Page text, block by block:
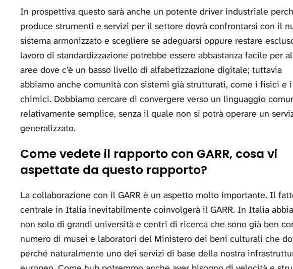
In prospettiva questo sarà anche un potente driver industriale
produce strumenti e servizi per il settore dovrà confrontarsi con il
sistema armonizzato e scegliere se adeguarsi oppure restare
lavoro di standardizzazione potrebbe essere abbastanza facile per
aree dove c’è un basso livello di alfabetizzazione digitale; tuttavia
abbiamo anche comunità con sistemi già strutturati, come i fisici e i
chimici. Dobbiamo cercare di convergere verso un linguaggio
relativamente semplice, senza il quale non si potrà operare un
generalizzato.
Come vedete il rapporto con GARR, cosa vi
aspettate da questo rapporto?
La collaborazione con il GARR è un aspetto molto importante. Il
centrale in Italia inevitabilmente coinvolgerà il GARR. In Italia
non solo di grandi università e centri di ricerca che sono già ben
numero di musei e laboratori del Ministero dei beni culturali che
perché naturalmente uno dei servizi di base della nostra